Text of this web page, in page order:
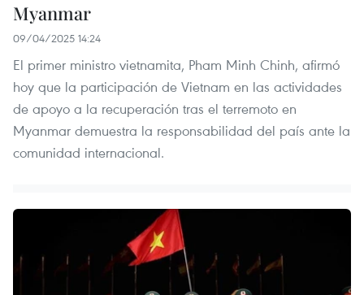
Myanmar
09/04/2025 14:24
El primer ministro vietnamita, Pham Minh Chinh, afirmó
hoy que la participación de Vietnam en las actividades
de apoyo a la recuperación tras el terremoto en
Myanmar demuestra la responsabilidad del país ante la
comunidad internacional.